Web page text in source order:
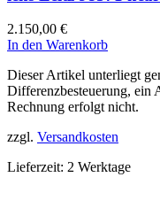
2.150,00 €
In den Warenkorb
Dieser Artikel unterliegt
Differenzbesteuerung, ein
Rechnung erfolgt nicht.
zzgl. Versandkosten
Lieferzeit: 2 Werktage